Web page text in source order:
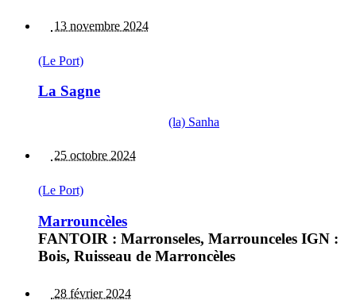
13 novembre 2024
(Le Port)
La Sagne
(la) Sanha
25 octobre 2024
(Le Port)
Marrouncèles
FANTOIR : Marronseles, Marrounceles IGN :
Bois, Ruisseau de Marroncèles
28 février 2024